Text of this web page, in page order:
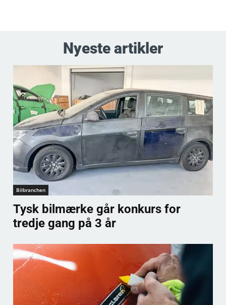
Nyeste artikler
Bilbranchen
Tysk bilmærke går konkurs for
tredje gang på 3 år